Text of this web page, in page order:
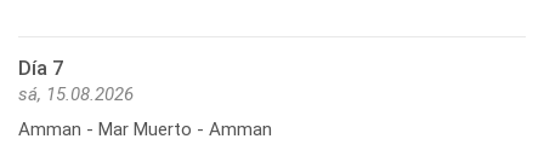
Día 7
sá, 15.08.2026
Amman - Mar Muerto - Amman